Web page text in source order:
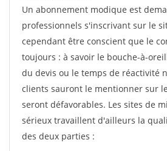
Un abonnement modique est
professionnels s'inscrivant sur le
cependant être conscient que le
toujours : à savoir le bouche-à-
du devis ou le temps de réactivité
clients sauront le mentionner sur
seront défavorables. Les sites de
sérieux travaillent d'ailleurs la
des deux parties :